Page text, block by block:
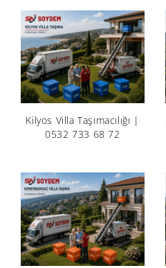
Kilyos Villa Taşımacılığı |
0532 733 68 72